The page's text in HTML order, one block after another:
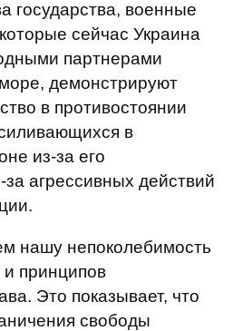
государства, военные
сейчас Украина
партнерами
демонстрируют
в противостоянии
в
из-за его
агрессивных действий
нашу непоколебимость
принципов
Это показывает, что
свободы